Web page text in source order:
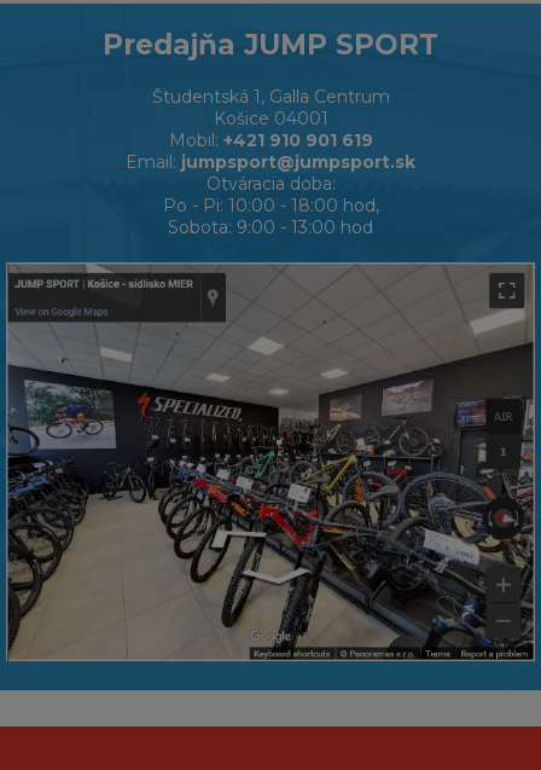
Predajňa JUMP SPORT
Študentská 1, Galla Centrum
Košice 04001
Mobil: +421 910 901 619
Email: jumpsport@jumpsport.sk
Otváracia doba:
Po - Pi: 10:00 - 18:00 hod,
Sobota: 9:00 - 13:00 hod